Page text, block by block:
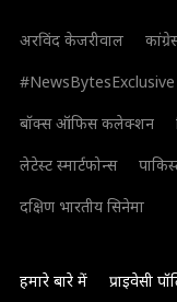
अरविंद केजरीवाल
#NewsBytesExclusive
बॉक्स ऑफिस कलेक्शन
लेटेस्ट स्मार्टफोन्स
दक्षिण भारतीय सिनेमा
हमारे बारे में प्राइवेसी